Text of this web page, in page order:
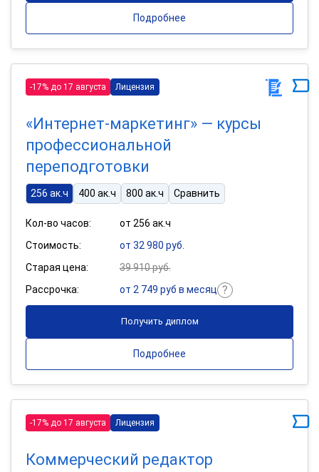
Подробнее
-17% до 17 августа Лицензия
«Интернет-маркетинг» — курсы
профессиональной
переподготовки
256 ак.ч 400 ак.ч 800 ак.ч Сравнить
Кол-во часов:
от 256 ак.ч
Стоимость:
от 32 980 руб.
Старая цена:
39 910 руб.
Рассрочка:
от 2 749 руб в месяц
Получить диплом
Подробнее
-17% до 17 августа Лицензия
Коммерческий редактор